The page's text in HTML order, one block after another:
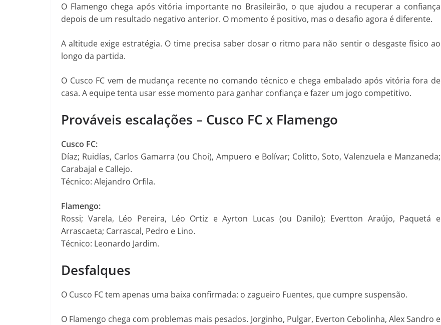
O Flamengo chega após vitória importante no Brasileirão, o que ajudou a recuperar a confiança
depois de um resultado negativo anterior. O momento é positivo, mas o desafio agora é diferente.
A altitude exige estratégia. O time precisa saber dosar o ritmo para não sentir o desgaste físico ao
longo da partida.
O Cusco FC vem de mudança recente no comando técnico e chega embalado após vitória fora de
casa. A equipe tenta usar esse momento para ganhar confiança e fazer um jogo competitivo.
Prováveis escalações – Cusco FC x Flamengo
Cusco FC:
Díaz; Ruidías, Carlos Gamarra (ou Choi), Ampuero e Bolívar; Colitto, Soto, Valenzuela e Manzaneda;
Carabajal e Callejo.
Técnico: Alejandro Orfila.
Flamengo:
Rossi; Varela, Léo Pereira, Léo Ortiz e Ayrton Lucas (ou Danilo); Evertton Araújo, Paquetá e
Arrascaeta; Carrascal, Pedro e Lino.
Técnico: Leonardo Jardim.
Desfalques
O Cusco FC tem apenas uma baixa confirmada: o zagueiro Fuentes, que cumpre suspensão.
O Flamengo chega com problemas mais pesados. Jorginho, Pulgar, Everton Cebolinha, Alex Sandro e